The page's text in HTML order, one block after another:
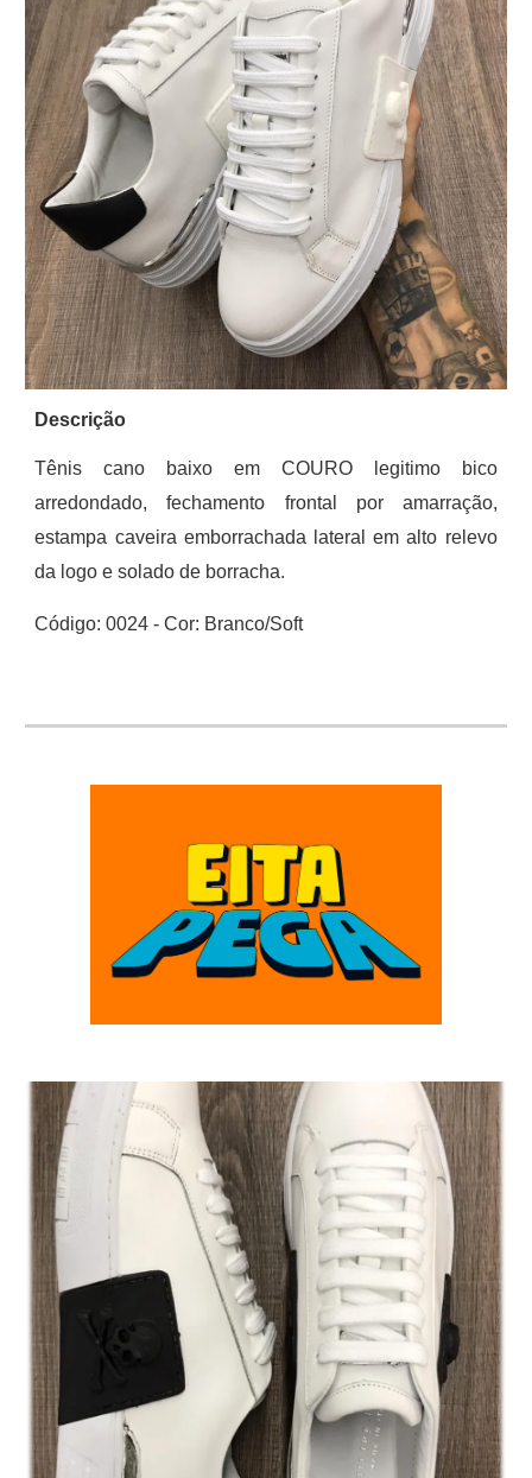
Descrição
Tênis cano baixo em COURO legitimo bico
arredondado, fechamento frontal por amarração,
estampa caveira emborrachada lateral em alto relevo
da logo e solado de borracha.
Código: 0024 -Cor: Branco/Soft